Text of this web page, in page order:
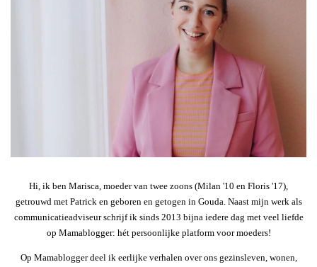
Hi, ik ben Marisca, moeder van twee zoons (Milan '10 en Floris '17),
getrouwd met Patrick en geboren en getogen in Gouda. Naast mijn werk als
communicatieadviseur schrijf ik sinds 2013 bijna iedere dag met veel liefde
op Mamablogger: hét persoonlijke platform voor moeders!
Op Mamablogger deel ik eerlijke verhalen over ons gezinsleven, wonen,